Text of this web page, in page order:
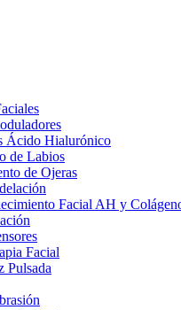
Ácido Hialurónico
de Labios
de Ojeras
Facial AH y
Facial
Pulsada